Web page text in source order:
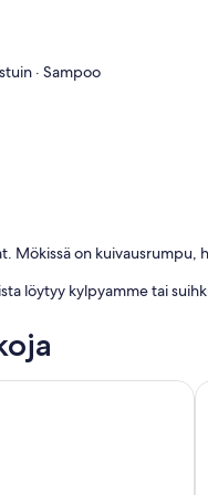
· Sampoo
Mökissä on kuivausrumpu,
löytyy kylpyamme tai